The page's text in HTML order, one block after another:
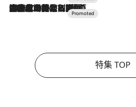
2026.7.10
NEW OPEN！【界 草津】名湯の地に誕生。趣の異なる2種の温泉と上州ならではの会席・蕎麦割烹など美食を味わう究極の癒やし旅
特集 TOP